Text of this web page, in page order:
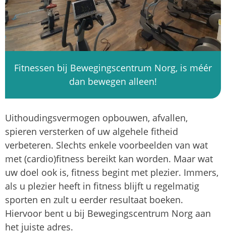
Fitnessen bij Bewegingscentrum Norg, is méér
dan bewegen alleen!
Uithoudingsvermogen opbouwen, afvallen,
spieren versterken of uw algehele fitheid
verbeteren. Slechts enkele voorbeelden van wat
met (cardio)fitness bereikt kan worden. Maar wat
uw doel ook is, fitness begint met plezier. Immers,
als u plezier heeft in fitness blijft u regelmatig
sporten en zult u eerder resultaat boeken.
Hiervoor bent u bij Bewegingscentrum Norg aan
het juiste adres.